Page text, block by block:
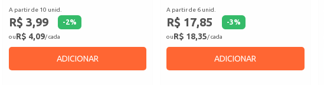
A partir de 10 unid.
R$ 3,99 -2%
ouR$ 4,09/ cada
ADICIONAR
A partir de 6 unid.
R$ 17,85 -3%
ouR$ 18,35/ cada
ADICIONAR